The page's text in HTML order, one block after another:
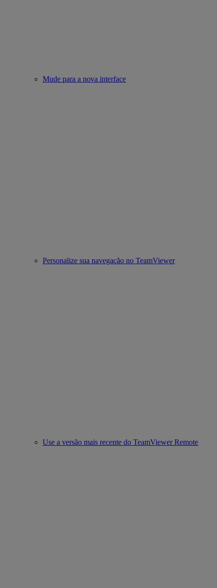
Mude para a nova interface
Personalize sua navegação no TeamViewer
Use a versão mais recente do TeamViewer Remote